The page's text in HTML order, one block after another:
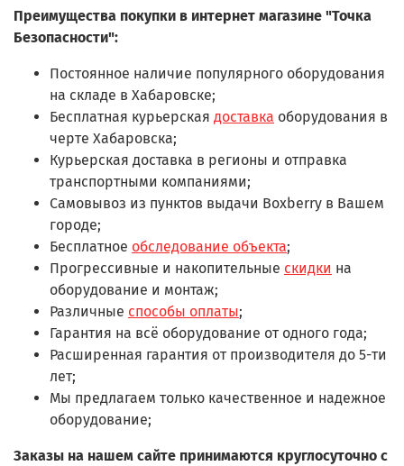
Преимущества покупки в интернет магазине "Точка
Безопасности":
Постоянное наличие популярного оборудования
на складе в Хабаровске;
Бесплатная курьерская доставка оборудования в
черте Хабаровска;
Курьерская доставка в регионы и отправка
транспортными компаниями;
Самовывоз из пунктов выдачи Boxberry в Вашем
городе;
Бесплатное обследование объекта;
Прогрессивные и накопительные скидки на
оборудование и монтаж;
Различные способы оплаты;
Гарантия на всё оборудование от одного года;
Расширенная гарантия от производителя до 5-ти
лет;
Мы предлагаем только качественное и надежное
оборудование;
Заказы на нашем сайте принимаются круглосуточно с